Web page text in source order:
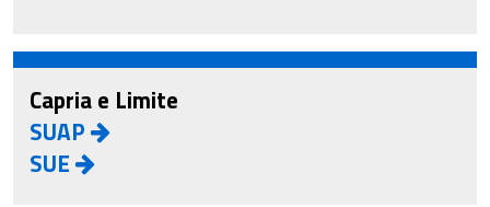
Capria e Limite
SUAP
SUE